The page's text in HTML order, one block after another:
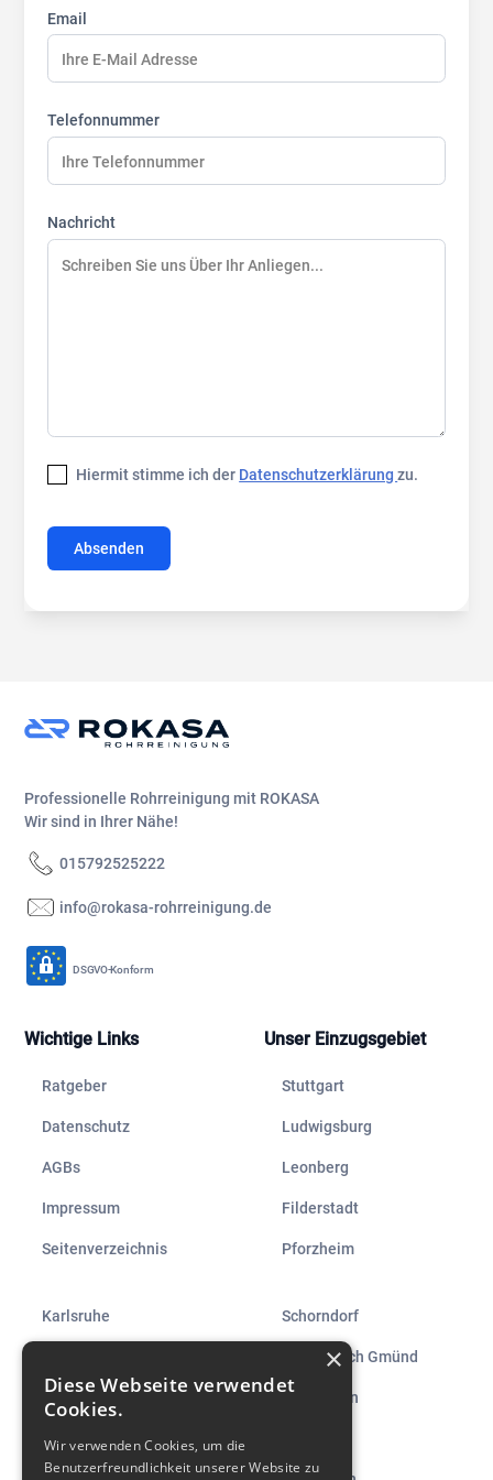
Email
Telefonnummer
Nachricht
Hiermit stimme ich der Datenschutzerklärungzu.
Professionelle Rohrreinigung mit ROKASA
Wir sind in Ihrer Nähe!
015792525222
info@rokasa-rohrreinigung.de
DSGVO-Konform
Wichtige Links
Ratgeber
Datenschutz
AGBs
Impressum
Seitenverzeichnis
Unser Einzugsgebiet
Stuttgart
Ludwigsburg
Leonberg
Filderstadt
Pforzheim
Karlsruhe
Neckarsulm
Bietigheim-Bissingen
Schorndorf
Schwäbisch Gmünd
Reutlingen
×
Diese Webseite verwendet
Cookies.
Wir verwenden Cookies, um die
Benutzerfreundlichkeit unserer Website zu